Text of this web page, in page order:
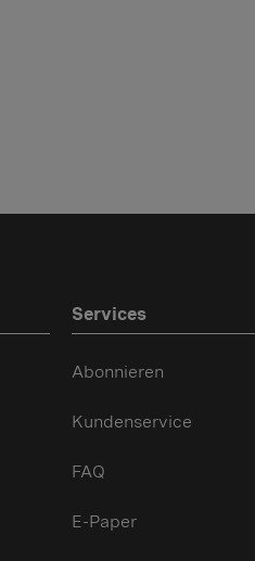
Services
Abonnieren
Kundenservice
FAQ
E-Paper